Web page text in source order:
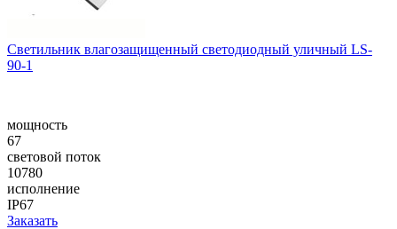
Cветильник влагозащищенный светодиодный уличный LS-
90-1
мощность
67
световой поток
10780
исполнение
IP67
Заказать